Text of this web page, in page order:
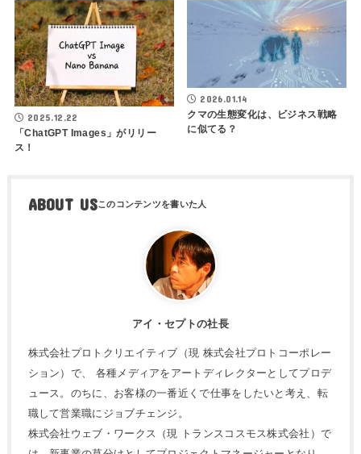
2025.12.22
「ChatGPT Images」がリリー
ス！
2026.01.14
クマの生態変化は、ビジネス戦略
に似てる？
ABOUT US
アイ・セプトの社長
株式会社プロトクリエイティブ（現 株式会社プロトコーポレー
ション）で、 各種メディアをアートディレクターとしてプロデ
ュース。のちに、お客様の一番近くで仕事をしたいと考え、転
職して営業職にジョブチェンジ。
株式会社ウェブ・ワークス（現 トランスコスモス株式会社）で